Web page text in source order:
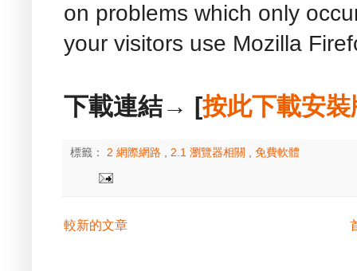
on problems which only
your visitors use Mozilla
下載連結→ [按此下載安裝
標籤： 2 網際網路 2.1 瀏覽器相關 免費軟體
較新的文章